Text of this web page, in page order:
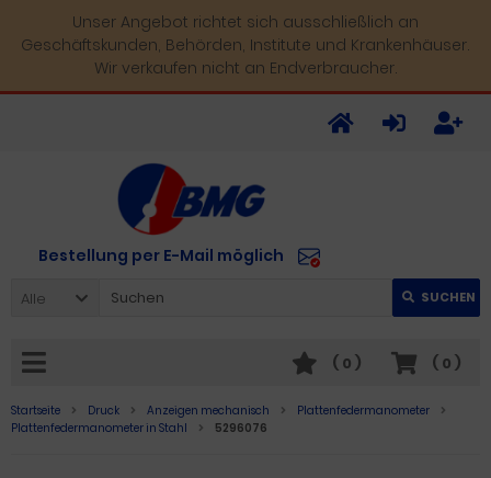
Unser Angebot richtet sich ausschließlich an
Geschäftskunden, Behörden, Institute und Krankenhäuser.
Wir verkaufen nicht an Endverbraucher.
Bestellung per E-Mail möglich
Alle SUCHEN
( 0 )
( 0 )
Startseite Druck Anzeigen mechanisch
Plattenfedermanometer
Plattenfedermanometer in Stahl
5296076